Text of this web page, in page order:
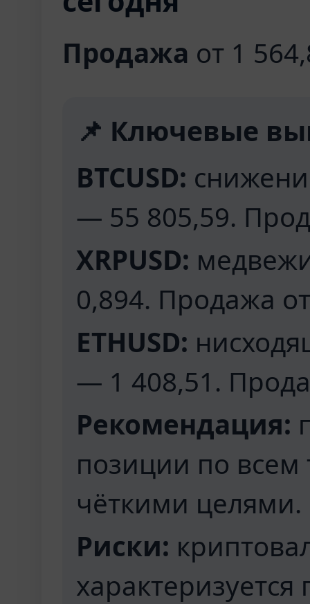
Продажа от 1
📌 Ключевые
BTCUSD:
— 55 805,59.
XRPUSD:
0,894. Продажа
ETHUSD:
— 1 408,51.
Рекомендация:
позиции по всем
чёткими целями.
Риски: